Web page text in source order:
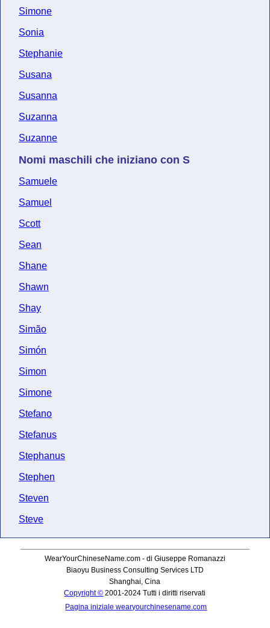
Simone
Sonia
Stephanie
Susana
Susanna
Suzanna
Suzanne
Nomi maschili che iniziano con S
Samuele
Samuel
Scott
Sean
Shane
Shawn
Shay
Simão
Simón
Simon
Simone
Stefano
Stefanus
Stephanus
Stephen
Steven
Steve
WearYourChineseName.com - di Giuseppe Romanazzi
Biaoyu Business Consulting Services LTD
Shanghai, Cina
Copyright © 2001-2024 Tutti i diritti riservati
Pagina iniziale wearyourchinesename.com